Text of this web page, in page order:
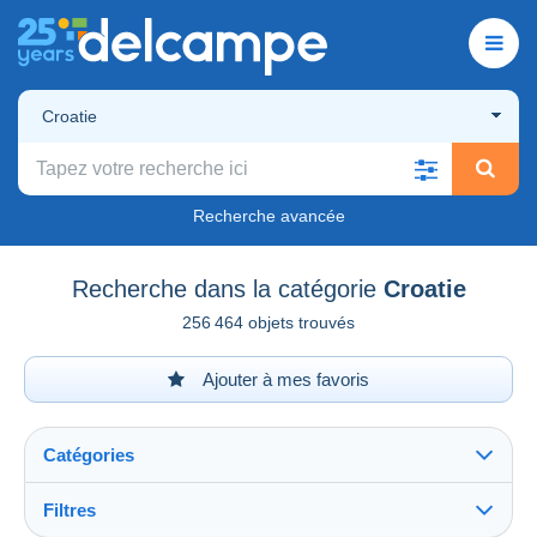
Croatie
Recherche avancée
Recherche dans la catégorie Croatie
256 464 objets trouvés
Ajouter à mes favoris
Catégories
Filtres